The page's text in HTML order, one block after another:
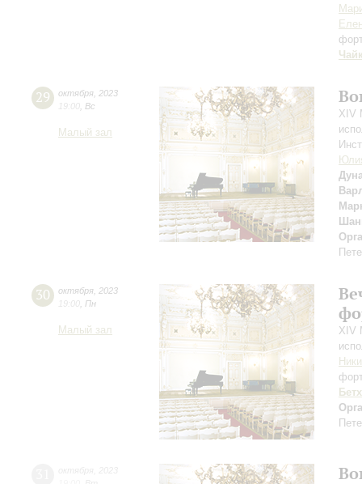
29 октября 2023
19:00 Вс
Малый зал
XIV
30 октября 2023
19:00 Пн
Малый зал
XIV